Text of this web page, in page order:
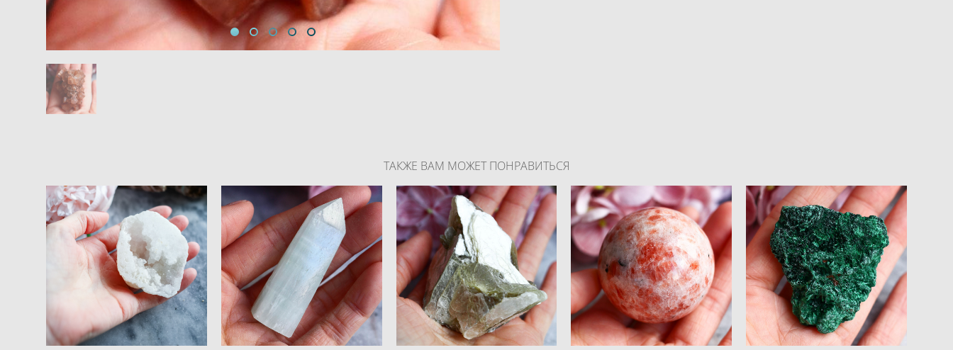
ТАКЖЕ ВАМ МОЖЕТ ПОНРАВИТЬСЯ